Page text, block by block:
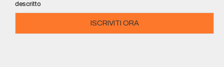
descritto
ISCRIVITI ORA